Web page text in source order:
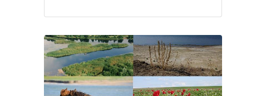
реки, являющиеся значительными
Донец и Маныч.
Рeка